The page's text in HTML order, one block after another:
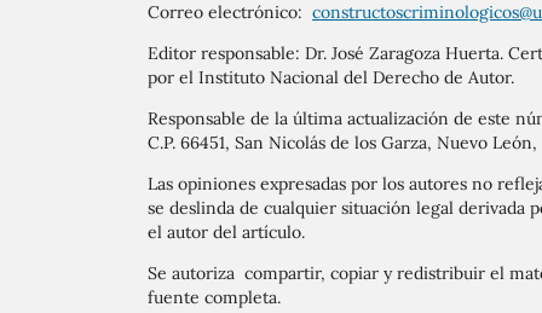
Correo electrónico:
Editor responsable: Dr. José Zaragoza Huerta.
por el Instituto Nacional del Derecho de Autor.
Responsable de la última actualización de este
C.P. 66451, San Nicolás de los Garza, Nuevo
Las opiniones expresadas por los autores no
se deslinda de cualquier situación legal derivada
el autor del artículo.
Se autoriza compartir, copiar y redistribuir el
fuente completa.